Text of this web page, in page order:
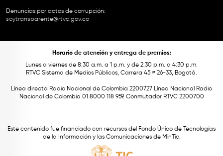
Denuncias por actos de corrupción:
soytransparente@rtvc.gov.co
Horario de atención y entrega de premios:
Lunes a viernes de 8:30 a.m. a 1 p.m. y de 2:30 p.m. a 4:30 p.m.
RTVC Sistema de Medios Públicos, Carrera 45 # 26-33, Bogotá.
Línea directa Radio Nacional de Colombia 2200727 Línea Nacional Radio
Nacional de Colombia 01 8000 118 959. Conmutador RTVC 2200700
Este contenido fue financiado con recursos del Fondo Único de Tecnologías
de la Información y las Comunicaciones de MinTic.